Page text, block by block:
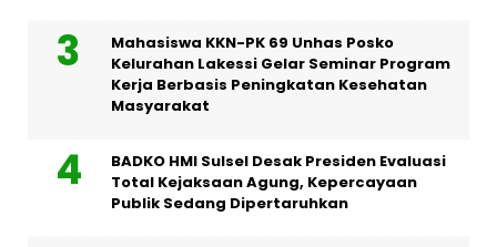
Mahasiswa KKN-PK 69 Unhas Posko
Kelurahan Lakessi Gelar Seminar Program
Kerja Berbasis Peningkatan Kesehatan
Masyarakat
BADKO HMI Sulsel Desak Presiden Evaluasi
Total Kejaksaan Agung, Kepercayaan
Publik Sedang Dipertaruhkan